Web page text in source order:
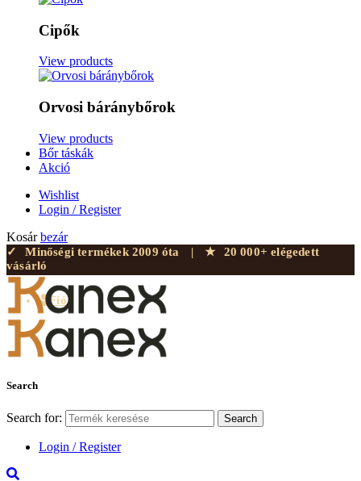
Cipők
View products
Orvosi báránybőrok
View products
Bőr táskák
Akció
Wishlist
Login / Register
Kosár bezár
✓ Minőségi termékek 2009 óta | ★
20 000+ elégedett
vásárló
Fiók
Search
Search for: Search
Login / Register